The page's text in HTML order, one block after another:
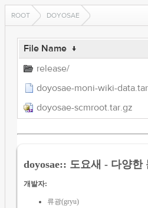
ROOT DOYOSAE
File Name ↓
release/
doyosae-moni-wiki-
doyosae-scmroot.tar.gz
doyosae:: 도요새 - 다양
개발자:
류광(gryu)